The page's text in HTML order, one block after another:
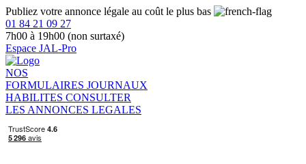
Publiez votre annonce légale au coût le plus bas
01 84 21 09 27
7h00 à 19h00 (non surtaxé)
Espace JAL-Pro
NOS
FORMULAIRES JOURNAUX
HABILITES CONSULTER
LES ANNONCES LEGALES